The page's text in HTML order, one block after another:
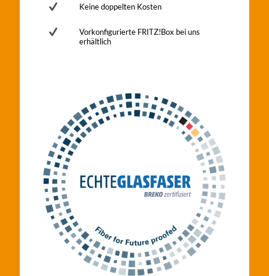
Keine doppelten Kosten
Vorkonfigurierte FRITZ!Box bei uns
erhältlich